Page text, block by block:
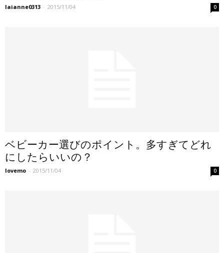
laianne0313 - 2015/11/04 0
ベビーカー選びのポイント。多すぎてどれ
にしたらいいの？
lovemo - 2015/11/04 0